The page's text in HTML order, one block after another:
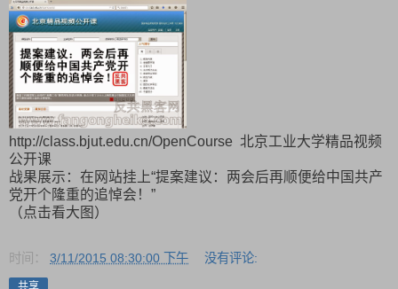
http://class.bjut.edu.cn/OpenCourse 北京工业大学精品视频
公开课
战果展示：在网站挂上“提案建议：两会后再顺便给中国共产
党开个隆重的追悼会！”
（点击看大图）
时间： 3/11/2015 08:30:00 下午 没有评论: